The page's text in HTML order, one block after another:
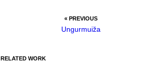
« PREVIOUS
Ungurmuiža
RELATED WORK